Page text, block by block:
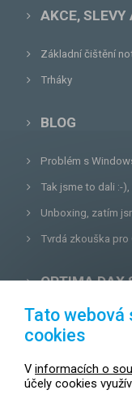
AKCE, SLEVY
Základní čištění
Trháky
BLOG
Problém s
Tak jsme to dali :-
Unboxing, zatím
Tvrdá zkouška pro
OPTIMA DAX
Lazecká 46/3, 779
Zákaznická linka:
Tato webová
cookies
V informacích o
účely cookies